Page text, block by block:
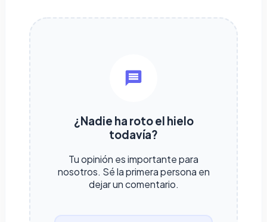
¿Nadie ha roto el hielo
todavía?
Tu opinión es importante para
nosotros. Sé la primera persona en
dejar un comentario.